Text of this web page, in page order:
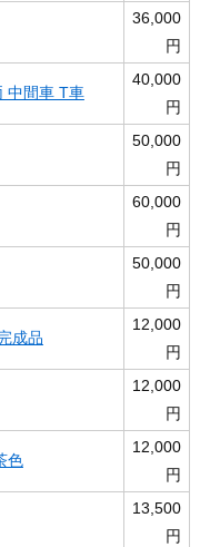
36,000
円
中間車 T車
40,000
円
50,000
円
60,000
円
50,000
円
成品
12,000
円
12,000
円
色
12,000
円
13,500
円